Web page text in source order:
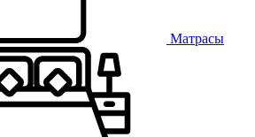
Матрасы